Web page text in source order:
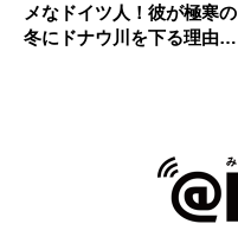
メなドイツ人！彼が極寒の
冬にドナウ川を下る理由と